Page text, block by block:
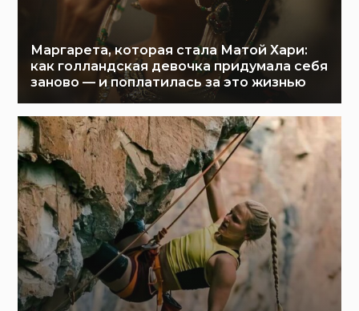
Маргарета, которая стала Матой Хари:
как голландская девочка придумала себя
заново — и поплатилась за это жизнью